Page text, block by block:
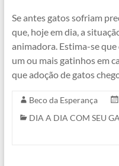
Se antes gatos sofriam
que, hoje em dia, a
animadora. Estima-se
um ou mais gatinhos em
que adoção de gatos
Beco da Esperança
DIA A DIA COM SEU